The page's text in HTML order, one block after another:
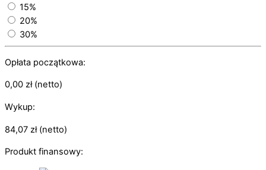
15%
20%
30%
Opłata początkowa:
0,00 zł(netto)
Wykup:
84,07 zł(netto)
Produkt finansowy: